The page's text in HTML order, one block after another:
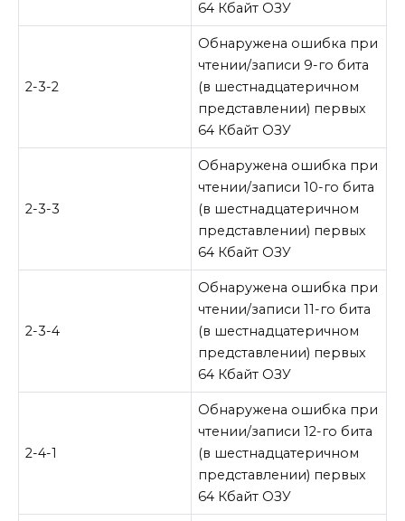
64 Кбайт ОЗУ
2-3-2
Обнаружена ошибка при
чтении/записи 9-го бита
(в шестнадцатеричном
представлении) первых
64 Кбайт ОЗУ
2-3-3
Обнаружена ошибка при
чтении/записи 10-го бита
(в шестнадцатеричном
представлении) первых
64 Кбайт ОЗУ
2-3-4
Обнаружена ошибка при
чтении/записи 11-го бита
(в шестнадцатеричном
представлении) первых
64 Кбайт ОЗУ
2-4-1
Обнаружена ошибка при
чтении/записи 12-го бита
(в шестнадцатеричном
представлении) первых
64 Кбайт ОЗУ